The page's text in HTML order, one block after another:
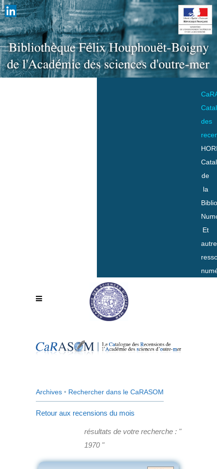
des
de
la
Et
Archives • Rechercher dans le CaRASOM
Retour aux recensions du mois
résultats de votre recherche : "
1970 "